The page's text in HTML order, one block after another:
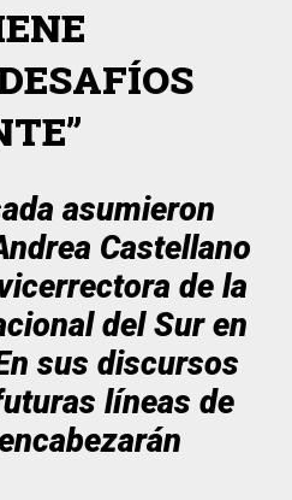
asumieron
Castellano
de la
del Sur en
sus discursos
líneas de